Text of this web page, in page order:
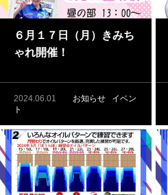
６月１７日（月）きみち
ゃれ開催！
2024.06.01 お知らせ
イベン
ト